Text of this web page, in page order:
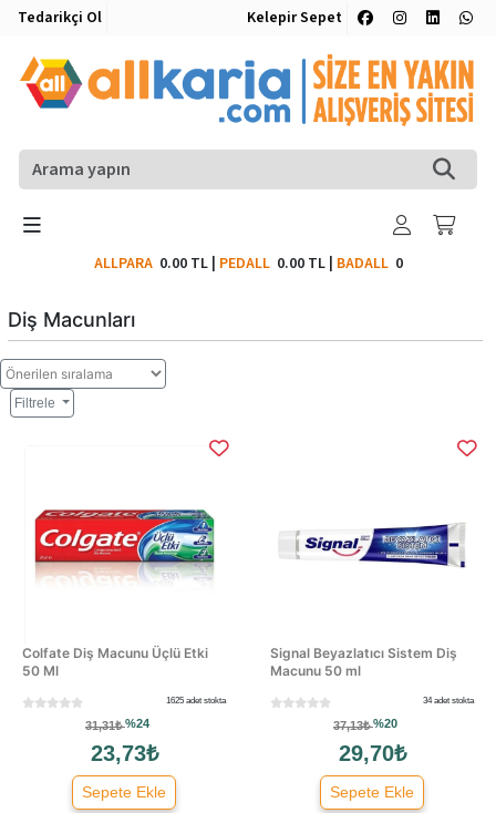
Tedarikçi Ol Kelepir Sepet
ALLPARA 0.00 TL| PEDALL 0.00 TL| BADALL0
Diş Macunları
Filtrele
Colfate Diş Macunu Üçlü Etki
50 Ml
1625 adet stokta
31,31₺%24
23,73₺
Sepete Ekle
Signal Beyazlatıcı Sistem Diş
Macunu 50 ml
34 adet stokta
37,13₺%20
29,70₺
Sepete Ekle